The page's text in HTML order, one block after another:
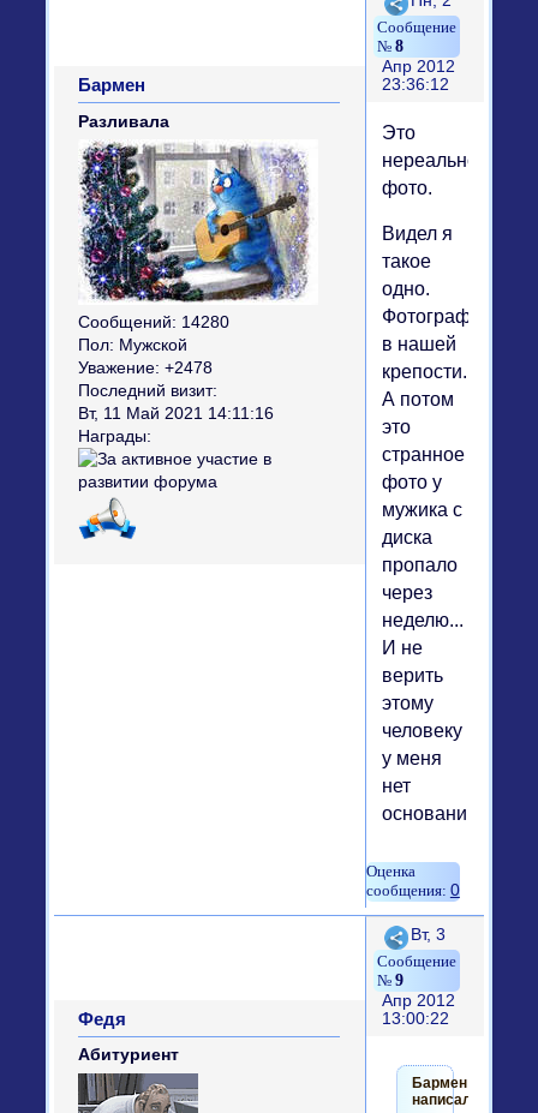
8
Апр 2012
23:36:12
Бармен
Разливала
Сообщений: 14280
Пол: Мужской
Уважение: +2478
Последний визит:
Вт, 11 Май 2021 14:11:16
Награды:
Это
нереальное
фото.
Видел я
такое
одно.
в нашей
крепости.
А потом
это
странное
фото у
мужика с
диска
пропало
через
неделю...
И не
верить
этому
человеку
у меня
нет
оснований.
0
Поделиться
9
Вт, 3
Апр 2012
13:00:22
Федя
Абитуриент
Бармен
написал(а):